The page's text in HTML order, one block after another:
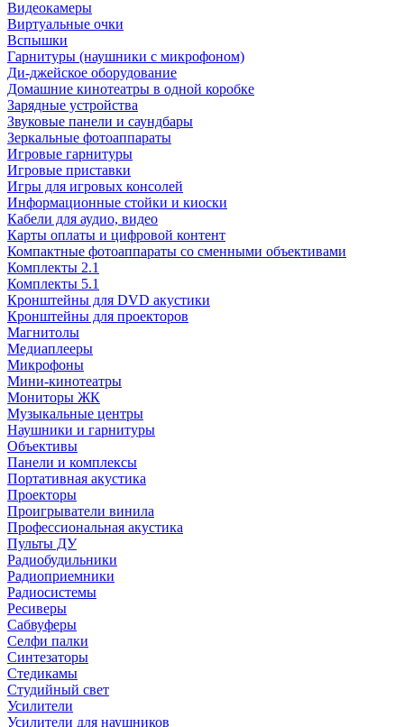
Видеокамеры
Виртуальные очки
Вспышки
Гарнитуры (наушники с микрофоном)
Ди-джейское оборудование
Домашние кинотеатры в одной коробке
Зарядные устройства
Звуковые панели и саундбары
Зеркальные фотоаппараты
Игровые гарнитуры
Игровые приставки
Игры для игровых консолей
Информационные стойки и киоски
Кабели для аудио, видео
Карты оплаты и цифровой контент
Компактные фотоаппараты со сменными объективами
Комплекты 2.1
Комплекты 5.1
Кронштейны для DVD акустики
Кронштейны для проекторов
Магнитолы
Медиаплееры
Микрофоны
Мини-кинотеатры
Мониторы ЖК
Музыкальные центры
Наушники и гарнитуры
Объективы
Панели и комплексы
Портативная акустика
Проекторы
Проигрыватели винила
Профессиональная акустика
Пульты ДУ
Радиобудильники
Радиоприемники
Радиосистемы
Ресиверы
Сабвуферы
Селфи палки
Синтезаторы
Стедикамы
Студийный свет
Усилители
Усилители для наушников